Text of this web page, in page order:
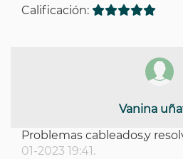
Calificación:
Vanina
Problemas cableados,y
01-2023 19:41.